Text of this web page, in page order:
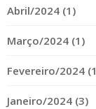
Abril/2024 (1)
Março/2024 (1)
Fevereiro/2024
Janeiro/2024 (3)